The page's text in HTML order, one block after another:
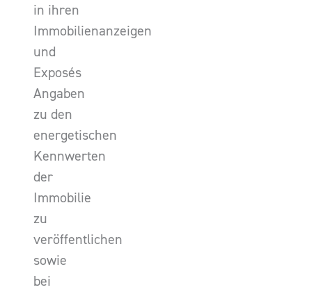
in ihren
Immobilienanzeigen
und
Exposés
Angaben
zu den
energetischen
Kennwerten
der
Immobilie
zu
veröffentlichen
sowie
bei